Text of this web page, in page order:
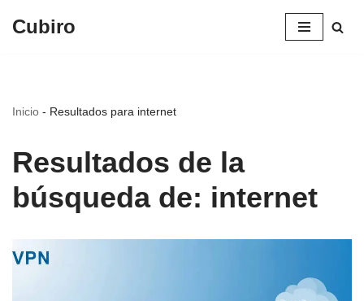
Cubiro
Inicio - Resultados para internet
Resultados de la
búsqueda de: internet